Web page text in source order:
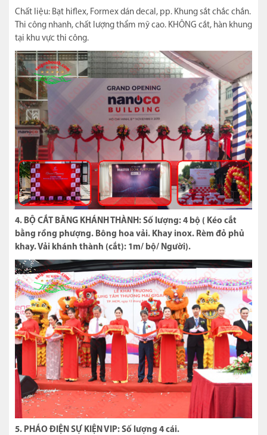
Chất liệu: Bạt hiflex, Formex dán decal, pp. Khung sắt chắc chắn.
Thi công nhanh, chất lượng thẩm mỹ cao. KHÔNG cắt, hàn khung
tại khu vực thi công.
4. BỘ CẮT BĂNG KHÁNH THÀNH: Số lượng: 4 bộ ( Kéo cắt
bằng rồng phượng. Bông hoa vải. Khay inox. Rèm đỏ phủ
khay. Vải khánh thành (cắt): 1m/ bộ/ Người).
5. PHÁO ĐIỆN SỰ KIỆN VIP: Số lượng 4 cái.